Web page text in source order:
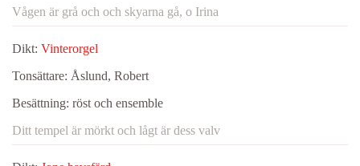
Vågen är grå och och skyarna gå, o Irina
Dikt: Vinterorgel
Tonsättare: Åslund, Robert
Besättning: röst och ensemble
Ditt tempel är mörkt och lågt är dess valv